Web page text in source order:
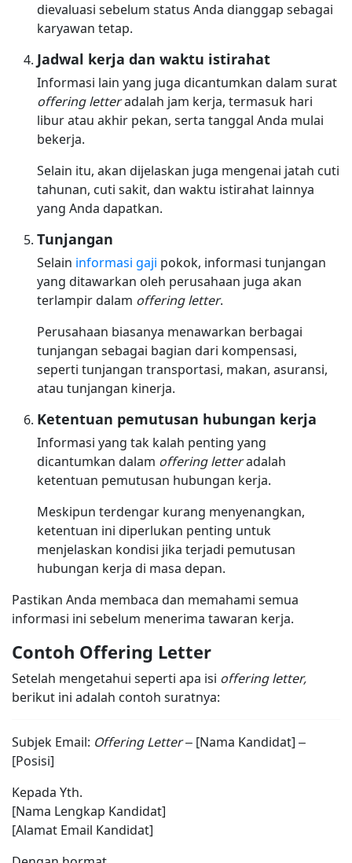
dievaluasi sebelum status Anda dianggap sebagai
karyawan tetap.
Jadwal kerja dan waktu istirahat
Informasi lain yang juga dicantumkan dalam surat
offering letteradalah jam kerja, termasuk hari
libur atau akhir pekan, serta tanggal Anda mulai
bekerja.
Selain itu, akan dijelaskan juga mengenai jatah cuti
tahunan, cuti sakit, dan waktu istirahat lainnya
yang Anda dapatkan.
Tunjangan
Selain informasi gaji pokok, informasi tunjangan
yang ditawarkan oleh perusahaan juga akan
terlampir dalam offering letter.
Perusahaan biasanya menawarkan berbagai
tunjangan sebagai bagian dari kompensasi,
seperti tunjangan transportasi, makan, asuransi,
atau tunjangan kinerja.
Ketentuan pemutusan hubungan kerja
Informasi yang tak kalah penting yang
dicantumkan dalam offering letteradalah
ketentuan pemutusan hubungan kerja.
Meskipun terdengar kurang menyenangkan,
ketentuan ini diperlukan penting untuk
menjelaskan kondisi jika terjadi pemutusan
hubungan kerja di masa depan.
Pastikan Anda membaca dan memahami semua
informasi ini sebelum menerima tawaran kerja.
Contoh Offering Letter
Setelah mengetahui seperti apa isi offering letter,
berikut ini adalah contoh suratnya:
Subjek Email: Offering Letter– [Nama Kandidat] –
[Posisi]
Kepada Yth.
[Nama Lengkap Kandidat]
[Alamat Email Kandidat]